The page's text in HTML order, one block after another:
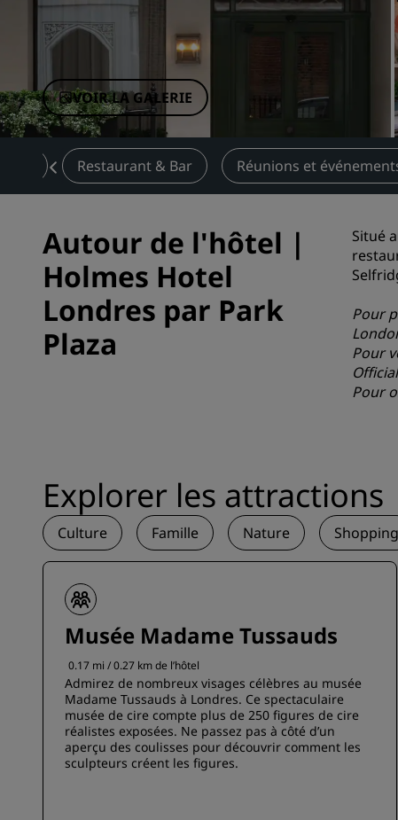
VOIR LA GALERIE
Restaurant & Bar Réunions et
Autour de l'hôtel |
Holmes Hotel
Londres par Park
Plaza
Situé
Pour
Pour
Pour
Explorer les attractions
Culture Famille Nature Shopping
Musée Madame Tussauds
0.17 mi / 0.27 km de l’hôtel
Admirez de nombreux visages célèbres au musée
Madame Tussauds à Londres. Ce spectaculaire
musée de cire compte plus de 250 figures de cire
réalistes exposées. Ne passez pas à côté d’un
aperçu des coulisses pour découvrir comment les
sculpteurs créent les figures.